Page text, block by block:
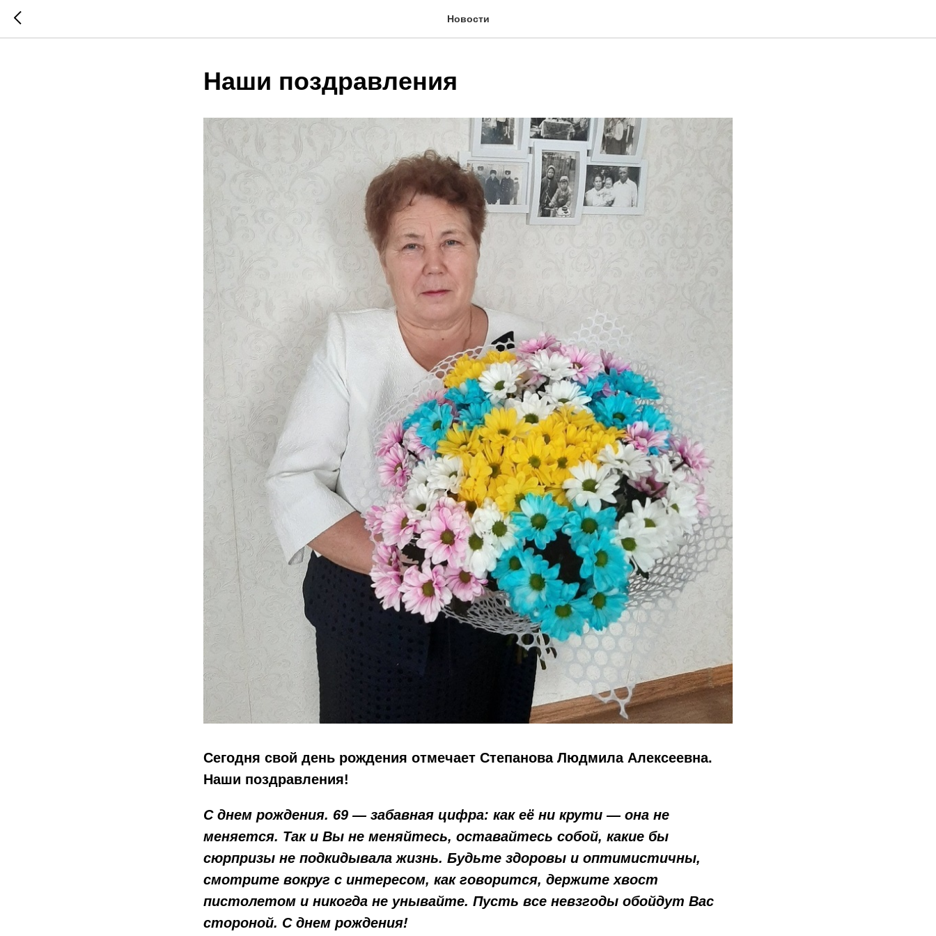
Новости
Наши поздравления
Сегодня свой день рождения отмечает Степанова Людмила Алексеевна.
Наши поздравления!
С днем рождения. 69 — забавная цифра: как её ни крути — она не
меняется. Так и Вы не меняйтесь, оставайтесь собой, какие бы
сюрпризы не подкидывала жизнь. Будьте здоровы и оптимистичны,
смотрите вокруг с интересом, как говорится, держите хвост
пистолетом и никогда не унывайте. Пусть все невзгоды обойдут Вас
стороной. С днем рождения!